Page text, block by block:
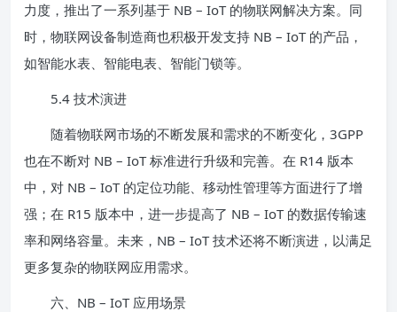
力度，推出了一系列基于 NB – IoT 的物联网解决方案。同
时，物联网设备制造商也积极开发支持 NB – IoT 的产品，
如智能水表、智能电表、智能门锁等。
5.4 技术演进
随着物联网市场的不断发展和需求的不断变化，3GPP
也在不断对 NB – IoT 标准进行升级和完善。在 R14 版本
中，对 NB – IoT 的定位功能、移动性管理等方面进行了增
强；在 R15 版本中，进一步提高了 NB – IoT 的数据传输速
率和网络容量。未来，NB – IoT 技术还将不断演进，以满足
更多复杂的物联网应用需求。
六、NB – IoT 应用场景